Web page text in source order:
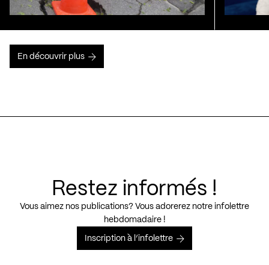
En découvrir plus
Restez informés !
Vous aimez nos publications? Vous adorerez notre infolettre
hebdomadaire !
Inscription à l’infolettre